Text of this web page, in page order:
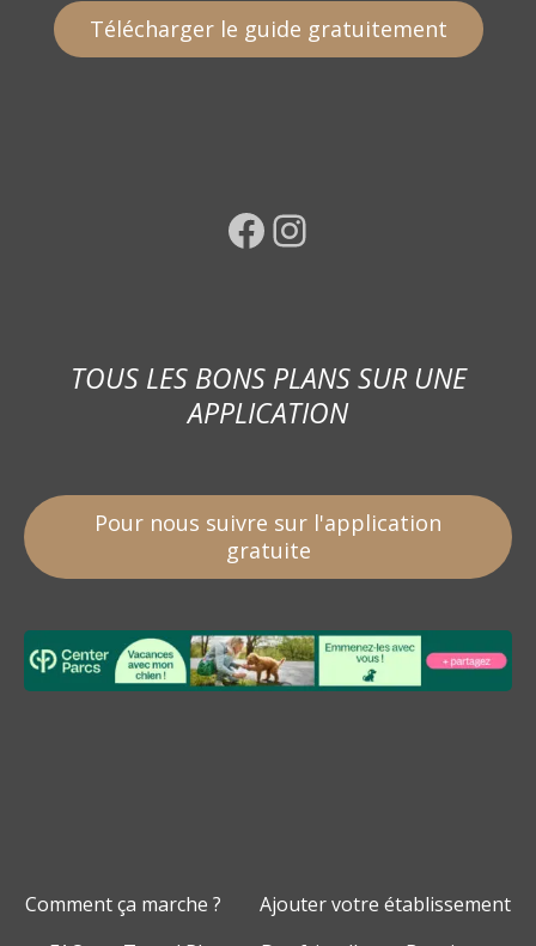
Télécharger le guide gratuitement
Facebook Instagram
TOUS LES BONS PLANS SUR UNE
APPLICATION
Pour nous suivre sur l'application
gratuite
Comment ça marche ?
Ajouter votre établissement